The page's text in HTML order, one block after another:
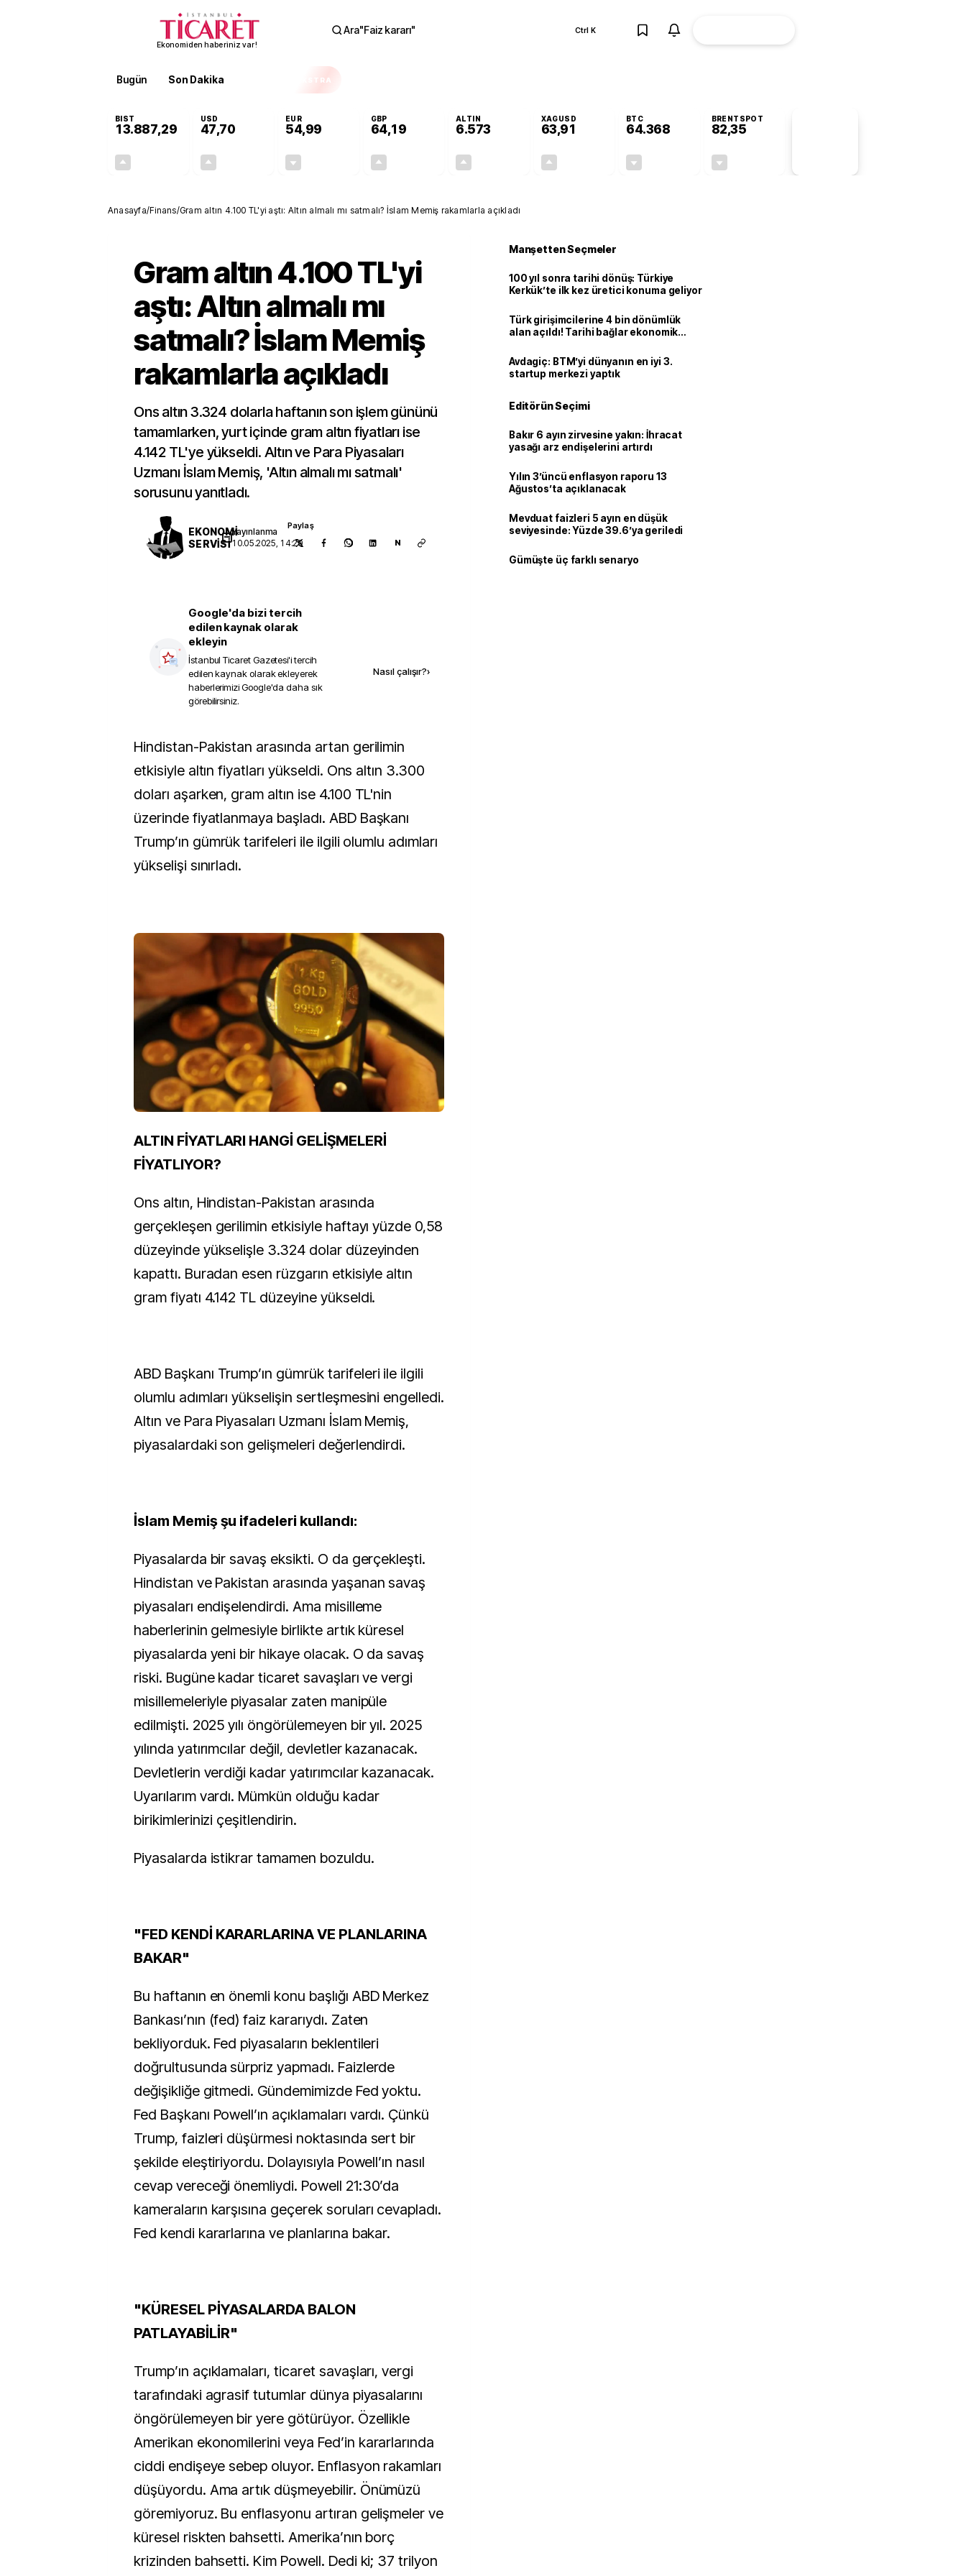
Ekonomiden haberiniz var!
Ara"Faiz kararı" Ctrl K
Bugün Son Dakika EKSTRA
BIST
13.887,29
USD
47,70
EUR
54,99
GBP
64,19
ALTIN
6.573
XAGUSD
63,91
BTC
64.368
BRENTSPOT
82,35
Anasayfa/Finans/Gram altın 4.100 TL'yi aştı: Altın almalı mı satmalı? İslam Memiş rakamlarla açıkladı
Gram altın 4.100 TL'yi
aştı: Altın almalı mı
satmalı? İslam Memiş
rakamlarla açıkladı
Ons altın 3.324 dolarla haftanın son işlem gününü
tamamlarken, yurt içinde gram altın fiyatları ise
4.142 TL'ye yükseldi. Altın ve Para Piyasaları
Uzmanı İslam Memiş, 'Altın almalı mı satmalı'
sorusunu yanıtladı.
EKONOMİ
SERVİSİ
Yayınlanma
10.05.2025, 14:29
Paylaş
N
Google'da bizi tercih
edilen kaynak olarak
ekleyin
İstanbul Ticaret Gazetesi'i tercih
edilen kaynak olarak ekleyerek
haberlerimizi Google'da daha sık
görebilirsiniz.
Nasıl çalışır?›
Hindistan-Pakistan arasında artan gerilimin
etkisiyle altın fiyatları yükseldi. Ons altın 3.300
doları aşarken, gram altın ise 4.100 TL'nin
üzerinde fiyatlanmaya başladı. ABD Başkanı
Trump’ın gümrük tarifeleri ile ilgili olumlu adımları
yükselişi sınırladı.
ALTIN FİYATLARI HANGİ GELİŞMELERİ
FİYATLIYOR?
Ons altın, Hindistan-Pakistan arasında
gerçekleşen gerilimin etkisiyle haftayı yüzde 0,58
düzeyinde yükselişle 3.324 dolar düzeyinden
kapattı. Buradan esen rüzgarın etkisiyle altın
gram fiyatı 4.142 TL düzeyine yükseldi.
ABD Başkanı Trump’ın gümrük tarifeleri ile ilgili
olumlu adımları yükselişin sertleşmesini engelledi.
Altın ve Para Piyasaları Uzmanı İslam Memiş,
piyasalardaki son gelişmeleri değerlendirdi.
İslam Memiş şu ifadeleri kullandı:
Piyasalarda bir savaş eksikti. O da gerçekleşti.
Hindistan ve Pakistan arasında yaşanan savaş
piyasaları endişelendirdi. Ama misilleme
haberlerinin gelmesiyle birlikte artık küresel
piyasalarda yeni bir hikaye olacak. O da savaş
riski. Bugüne kadar ticaret savaşları ve vergi
misillemeleriyle piyasalar zaten manipüle
edilmişti. 2025 yılı öngörülemeyen bir yıl. 2025
yılında yatırımcılar değil, devletler kazanacak.
Devletlerin verdiği kadar yatırımcılar kazanacak.
Uyarılarım vardı. Mümkün olduğu kadar
birikimlerinizi çeşitlendirin.
Piyasalarda istikrar tamamen bozuldu.
"FED KENDİ KARARLARINA VE PLANLARINA
BAKAR"
Bu haftanın en önemli konu başlığı ABD Merkez
Bankası’nın (fed) faiz kararıydı. Zaten
bekliyorduk. Fed piyasaların beklentileri
doğrultusunda sürpriz yapmadı. Faizlerde
değişikliğe gitmedi. Gündemimizde Fed yoktu.
Fed Başkanı Powell’ın açıklamaları vardı. Çünkü
Trump, faizleri düşürmesi noktasında sert bir
şekilde eleştiriyordu. Dolayısıyla Powell’ın nasıl
cevap vereceği önemliydi. Powell 21:30’da
kameraların karşısına geçerek soruları cevapladı.
Fed kendi kararlarına ve planlarına bakar.
"KÜRESEL PİYASALARDA BALON
PATLAYABİLİR"
Trump’ın açıklamaları, ticaret savaşları, vergi
tarafındaki agrasif tutumlar dünya piyasalarını
öngörülemeyen bir yere götürüyor. Özellikle
Amerikan ekonomilerini veya Fed’in kararlarında
ciddi endişeye sebep oluyor. Enflasyon rakamları
düşüyordu. Ama artık düşmeyebilir. Önümüzü
göremiyoruz. Bu enflasyonu artıran gelişmeler ve
küresel riskten bahsetti. Amerika’nın borç
krizinden bahsetti. Kim Powell. Dedi ki; 37 trilyon
Manşetten Seçmeler
100 yıl sonra tarihi dönüş: Türkiye
Kerkük’te ilk kez üretici konuma geliyor
Türk girişimcilerine 4 bin dönümlük
alan açıldı! Tarihi bağlar ekonomik
Avdagiç: BTM’yi dünyanın en iyi 3.
startup merkezi yaptık
Editörün Seçimi
Bakır 6 ayın zirvesine yakın: İhracat
yasağı arz endişelerini artırdı
Yılın 3’üncü enflasyon raporu 13
Ağustos’ta açıklanacak
Mevduat faizleri 5 ayın en düşük
seviyesinde: Yüzde 39.6’ya geriledi
Gümüşte üç farklı senaryo